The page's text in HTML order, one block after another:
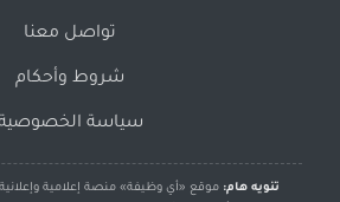
تواصل معنا
شروط وأحكام
سياسة
تنويه هام: موقع «أي وظيفة» منصة إعلامية